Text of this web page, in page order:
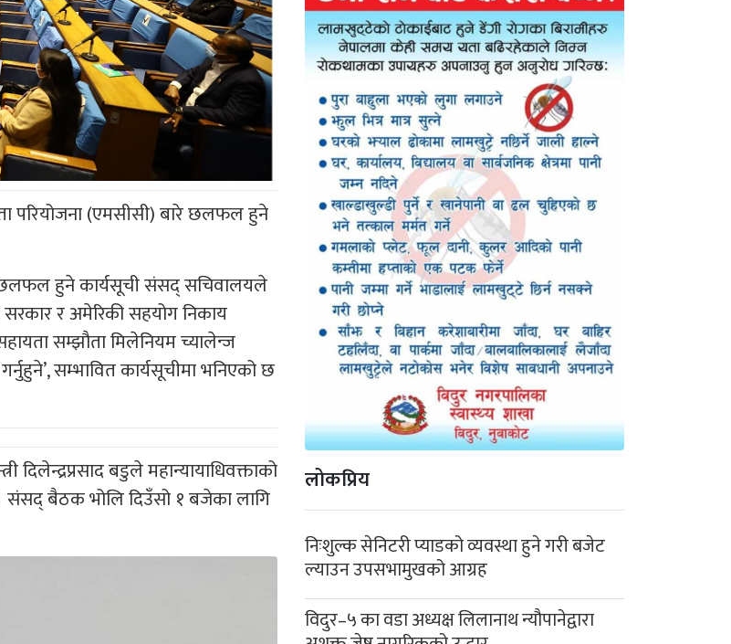
परियोजना (एमसीसी) बारे छलफल हुने
हुने कार्यसूची संसद् सचिवालयले
सरकार र अमेरिकी सहयोग निकाय
सम्झौता मिलेनियम च्यालेन्ज
सम्भावित कार्यसूचीमा भनिएको छ
बडुले महान्यायाधिवक्ताको
। संसद् बैठक भोलि दिउँसो १ बजेका लागि
लोकप्रिय
निःशुल्क सेनिटरी प्याडको व्यवस्था हुने गरी बजेट
ल्याउन उपसभामुखको आग्रह
विदुर–५ का वडा अध्यक्ष लिलानाथ न्यौपानेद्वारा